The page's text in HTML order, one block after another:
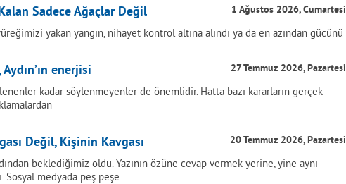
Sadece Ağaçlar Değil 1 Ağustos 2026, Cumartesi
yakan yangın, nihayet kontrol altına alındı ya da en azından gücünü
enerjisi 27 Temmuz 2026, Pazartesi
kadar söylenmeyenler de önemlidir. Hatta bazı kararların gerçek
Değil, Kişinin Kavgası 20 Temmuz 2026, Pazartesi
beklediğimiz oldu. Yazının özüne cevap vermek yerine, yine aynı
medyada peş peşe